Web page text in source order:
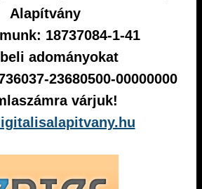
Alapítvány
18737084-1-41
adományokat
23680500-00000000
várjuk!